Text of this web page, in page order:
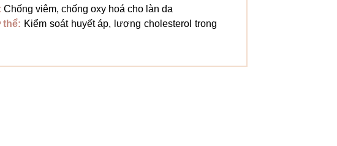
Chống viêm, chống oxy hoá cho làn da
thể: Kiểm soát huyết áp, lượng cholesterol trong